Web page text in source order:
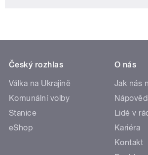
Český rozhlas
Válka na Ukrajině
Komunální volby
Stanice
eShop
O nás
Jak nás
Lidé v
Kariéra
Kontakt